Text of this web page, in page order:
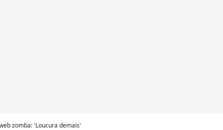
zomba: 'Loucura demais'